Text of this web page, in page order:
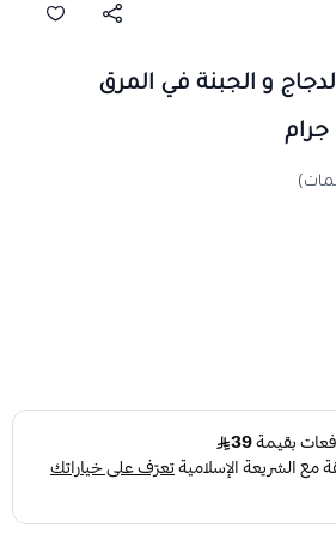
و الجبنة في المرق